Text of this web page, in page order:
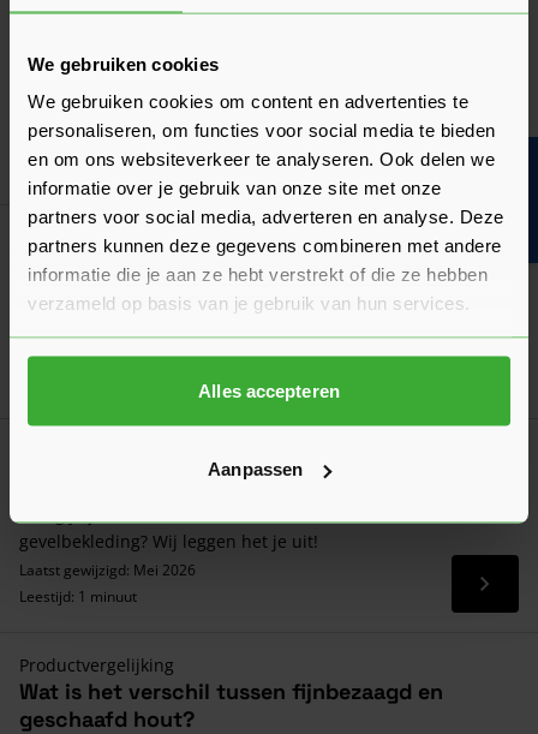
We gebruiken cookies
We gebruiken cookies om content en advertenties te
personaliseren, om functies voor social media te bieden
en om ons websiteverkeer te analyseren. Ook delen we
informatie over je gebruik van onze site met onze
partners voor social media, adverteren en analyse. Deze
partners kunnen deze gegevens combineren met andere
informatie die je aan ze hebt verstrekt of die ze hebben
verzameld op basis van je gebruik van hun services.
Alles accepteren
Aanpassen
Douglas of vuren: welke houtsoort past het
buitenprojecten. Wanneer kies je voor welke houtsoort?
Laatst gewijzigd: Februari 2026
Leestijd: 1 minuut
Lees
Algemeen
Wat is douglas hout?
Wat maakt Douglas zo populair? Ontdek meer over de
Laatst gewijzigd: Juli 2026
Wat is het beste hout voor gevelbekleding?
gevelbekleding? Wij leggen het je uit!
Laatst gewijzigd: Mei 2026
Leestijd: 1 minuut
Lees
Productvergelijking
Wat is het verschil tussen fijnbezaagd en
geschaafd hout?